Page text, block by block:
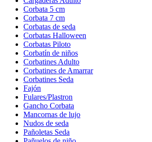
Corbata 5 cm
Corbata 7 cm
Corbatas de seda
Corbatas Halloween
Corbatas Piloto
Corbatín de niños
Corbatines Adulto
Corbatines de Amarrar
Corbatines Seda
Fajón
Fulares/Plastron
Gancho Corbata
Mancornas de lujo
Nudos de seda
Pañoletas Seda